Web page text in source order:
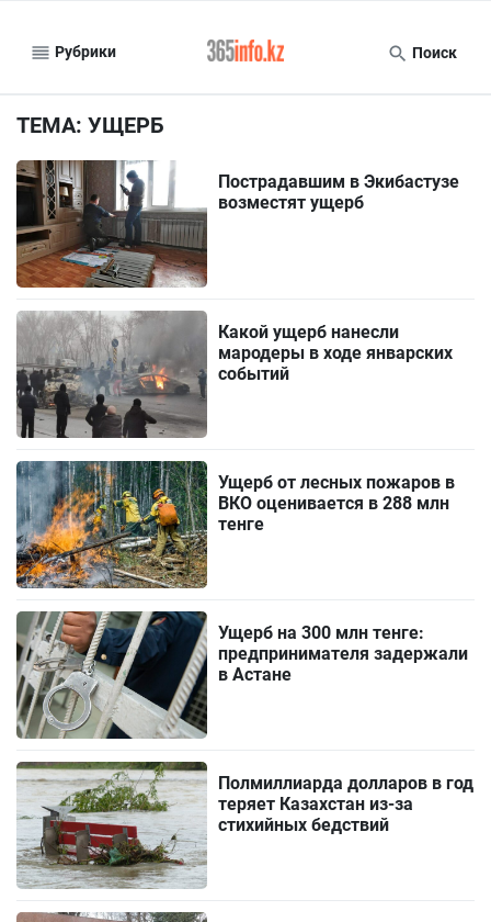
Рубрики Поиск
ТЕМА: УЩЕРБ
Пострадавшим в Экибастузе
возместят ущерб
Какой ущерб нанесли
мародеры в ходе январских
событий
Ущерб от лесных пожаров в
ВКО оценивается в 288 млн
тенге
Ущерб на 300 млн тенге:
предпринимателя задержали
в Астане
Полмиллиарда долларов в год
теряет Казахстан из-за
стихийных бедствий